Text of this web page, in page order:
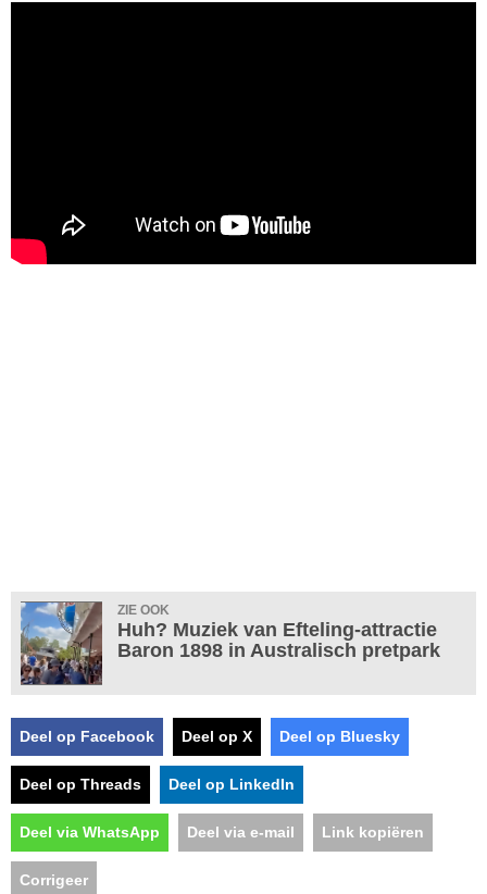
ZIE OOK
Huh? Muziek van Efteling-attractie
Baron 1898 in Australisch pretpark
Deel op Facebook Deel op X Deel op Bluesky
Deel op Threads Deel op LinkedIn
Deel via WhatsApp Deel via e-mail Link kopiëren
Corrigeer